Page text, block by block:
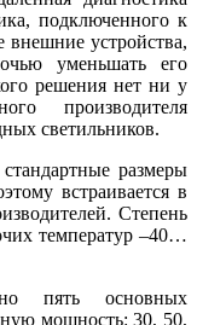
подключенного к
устройства,
уменьшать его
решения нет ни у
производителя
светильников.
размеры
встраивается в
Степень
температур –40…
пять основных
мощность: 30, 50,